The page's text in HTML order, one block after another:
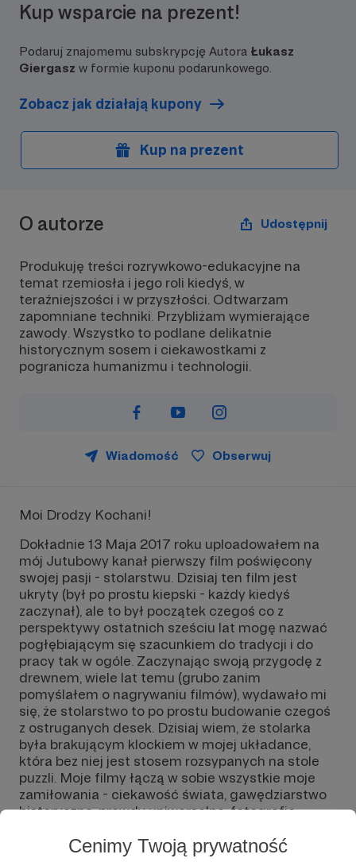
Cenimy Twoją prywatność
fotosu powiesić na
pracowni - zawsze
Dychacz trafi na
Kup wsparcie na prezent!
Podaruj znajomemu subskrypcję Autora Łukasz
Giergasz w formie kuponu podarunkowego.
Zobacz jak działają kupony
Kup na prezent
O autorze Udostępnij
Produkuję treści rozrywkowo-edukacyjne na
temat rzemiosła i jego roli kiedyś, w
teraźniejszości i w przyszłości. Odtwarzam
zapomniane techniki. Przybliżam wymierające
zawody. Wszystko to podlane delikatnie
historycznym sosem i ciekawostkami z
pogranicza humanizmu i technologii.
Wiadomość Obserwuj
Moi Drodzy Kochani!
Dokładnie 13 Maja 2017 roku uploadowałem na
mój Jutubowy kanał pierwszy film poświęcony
swojej pasji - stolarstwu. Dzisiaj ten film jest
ukryty (był po prostu kiepski - każdy kiedyś
zaczynał), ale to był początek czegoś co z
perspektywy ostatnich sześciu lat mogę nazwać
pogłębiającym się szacunkiem do tradycji i do
pracy tak w ogóle. Zaczynając swoją przygodę z
drewnem, wiele lat temu (grubo zanim
pomyślałem o nagrywaniu filmów), wydawało mi
się, że stolarstwo to po prostu budowanie czegoś
z ostruganych desek. Dzisiaj wiem, że stolarka
była brakującym klockiem w mojej układance,
która bez niej jest stosem rozsypanych na stole
puzzli. Moje filmy łączą w sobie wszystkie moje
zamiłowania - ciekawość świata, gawędziarstwo
historyczne, prawdy uniwersalne, fotografię
Moje produkcje są dostępne za darmo na